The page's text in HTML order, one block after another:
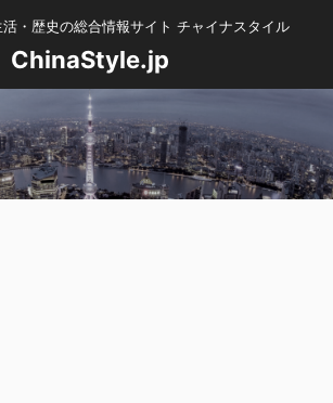
・歴史の総合情報サイト チャイナスタイル
ChinaStyle.jp